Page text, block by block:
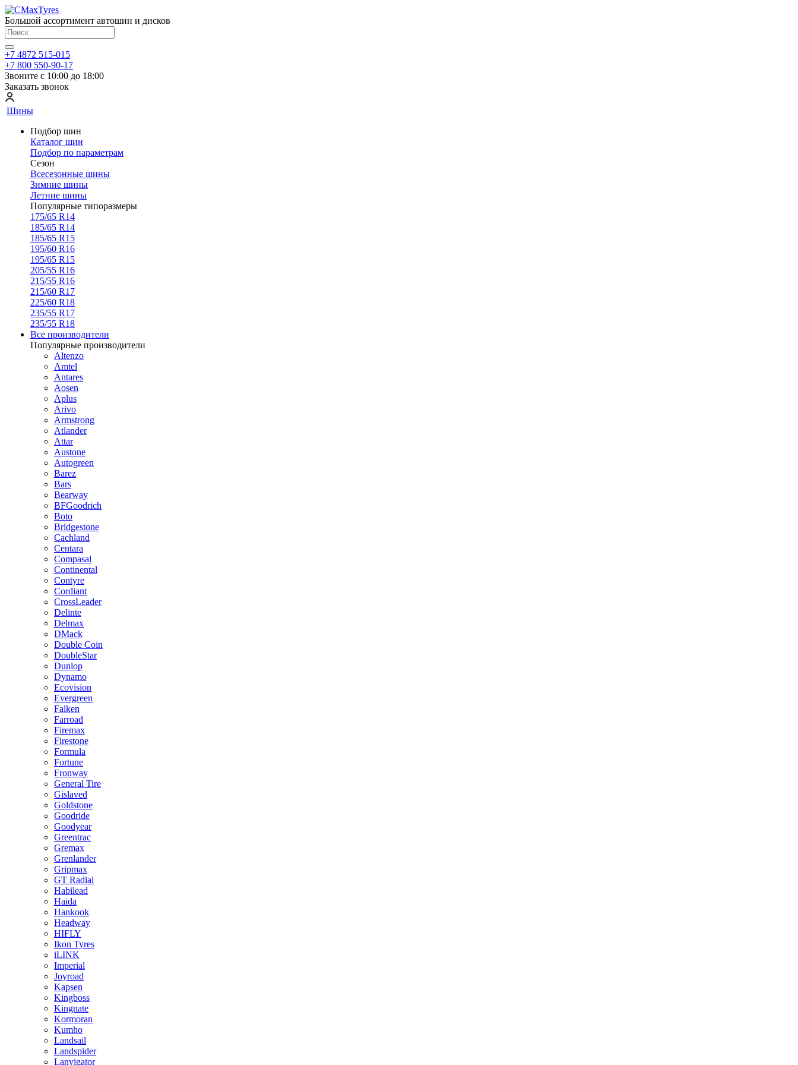
Большой ассортимент автошин и дисков
+7 4872 515-015
+7 800 550-90-17
Звоните с 10:00 до 18:00
Заказать звонок
Шины
Подбор шин
Каталог шин
Подбор по параметрам
Сезон
Всесезонные шины
Зимние шины
Летние шины
Популярные типоразмеры
175/65 R14
185/65 R14
185/65 R15
195/60 R16
195/65 R15
205/55 R16
215/55 R16
215/60 R17
225/60 R18
235/55 R17
235/55 R18
Все производители
Популярные производители
Altenzo
Amtel
Antares
Aosen
Aplus
Arivo
Armstrong
Atlander
Attar
Austone
Autogreen
Barez
Bars
Bearway
BFGoodrich
Boto
Bridgestone
Cachland
Centara
Compasal
Continental
Contyre
Cordiant
CrossLeader
Delinte
Delmax
DMack
Double Coin
DoubleStar
Dunlop
Dynamo
Ecovision
Evergreen
Falken
Farroad
Firemax
Firestone
Formula
Fortune
Fronway
General Tire
Gislaved
Goldstone
Goodride
Goodyear
Greentrac
Gremax
Grenlander
Gripmax
GT Radial
Habilead
Haida
Hankook
Headway
HIFLY
Ikon Tyres
iLINK
Imperial
Joyroad
Kapsen
Kingboss
Kingnate
Kormoran
Kumho
Landsail
Landspider
Lanvigator